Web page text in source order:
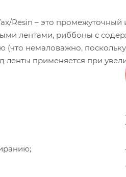
Resin – это
лентами, риббоны с
(что немаловажно,
применяется при